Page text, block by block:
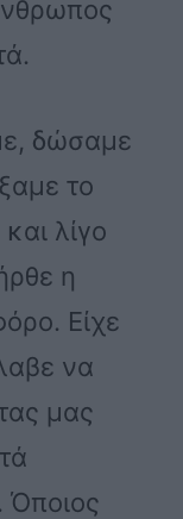
δώσαμε
το
λίγο
η
Είχε
να
μας
Όποιος